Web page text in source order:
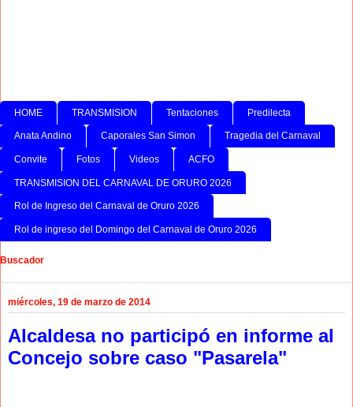
HOME TRANSMISION Tentaciones Predilecta
Anata Andino Caporales San Simon Tragedia del Carnaval
Convite Fotos Videos ACFO
TRANSMISION DEL CARNAVAL DE ORURO 2026
Rol de Ingreso del Carnaval de Oruro 2026
Rol de ingreso del Domingo del Carnaval de Oruro 2026
Buscador
miércoles, 19 de marzo de 2014
Alcaldesa no participó en informe al
Concejo sobre caso "Pasarela"